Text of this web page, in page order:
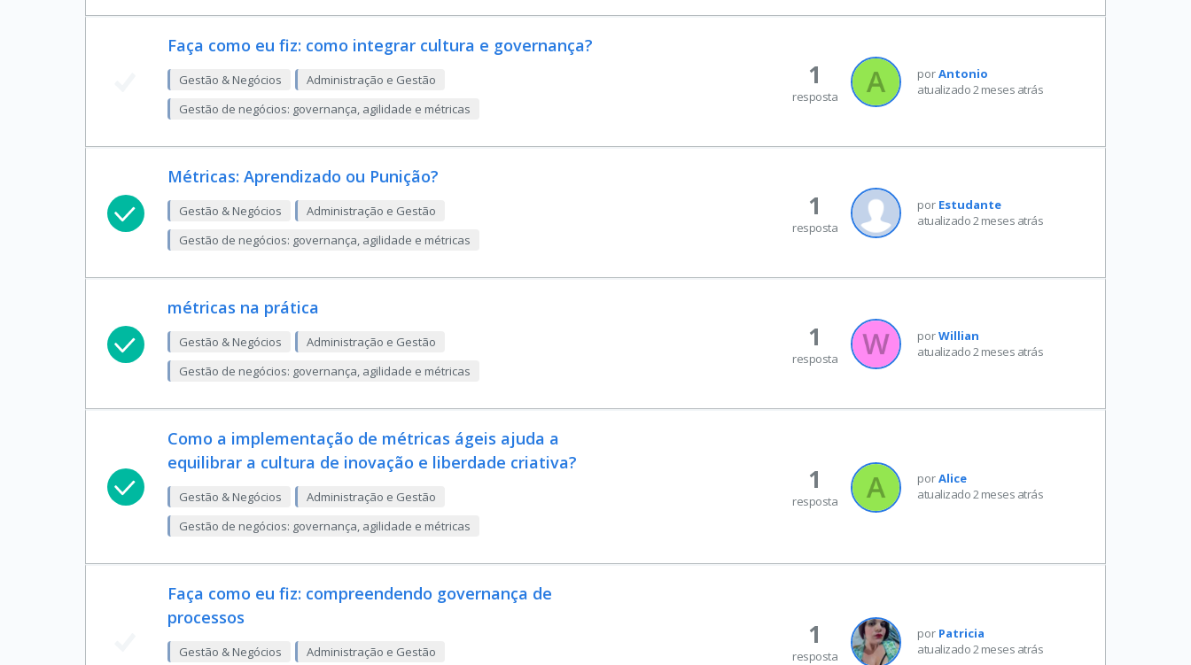
Faça como eu fiz: como integrar cultura e governança?
Gestão & Negócios
Administração e Gestão
Gestão de negócios: governança, agilidade e métricas
porAntonio
atualizado 2 meses atrás
1
resposta
Métricas: Aprendizado ou Punição?
Gestão & Negócios
Administração e Gestão
Gestão de negócios: governança, agilidade e métricas
por Estudante
atualizado 2 meses atrás
1
resposta
métricas na prática
Gestão & Negócios
Administração e Gestão
Gestão de negócios: governança, agilidade e métricas
porWillian
atualizado 2 meses atrás
1
resposta
Como a implementação de métricas ágeis ajuda a
equilibrar a cultura de inovação e liberdade criativa?
Gestão & Negócios
Administração e Gestão
Gestão de negócios: governança, agilidade e métricas
porAlice
atualizado 2 meses atrás
1
resposta
Faça como eu fiz: compreendendo governança de
processos
Gestão & Negócios
Administração e Gestão
por Patricia
atualizado 2 meses atrás
1
resposta